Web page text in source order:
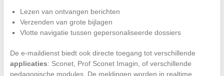
Lezen van ontvangen berichten
Verzenden van grote bijlagen
Vlotte navigatie tussen gepersonaliseerde dossiers
De e-maildienst biedt ook directe toegang tot verschillende
applicaties: Sconet, Prof Sconet Imagin, of verschillende
pedagogische modules. De meldingen worden in realtime